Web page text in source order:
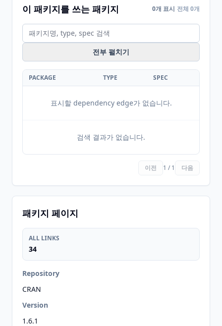
이 패키지를 쓰는 패키지 0개 표시 전체 0개
전부 펼치기
PACKAGE TYPE SPEC
표시할 dependency edge가 없습니다.
검색 결과가 없습니다.
이전 1 / 1 다음
패키지 페이지
ALL LINKS
34
Repository
CRAN
Version
1.6.1